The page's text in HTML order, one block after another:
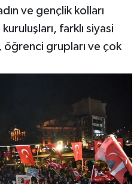
ve gençlik kolları
farklı siyasi
grupları ve çok